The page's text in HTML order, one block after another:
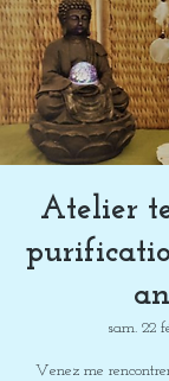
Atelier
sam. 22
Venez me